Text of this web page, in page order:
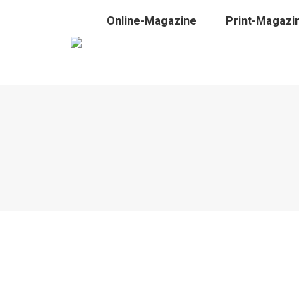
Online-Magazine Print-